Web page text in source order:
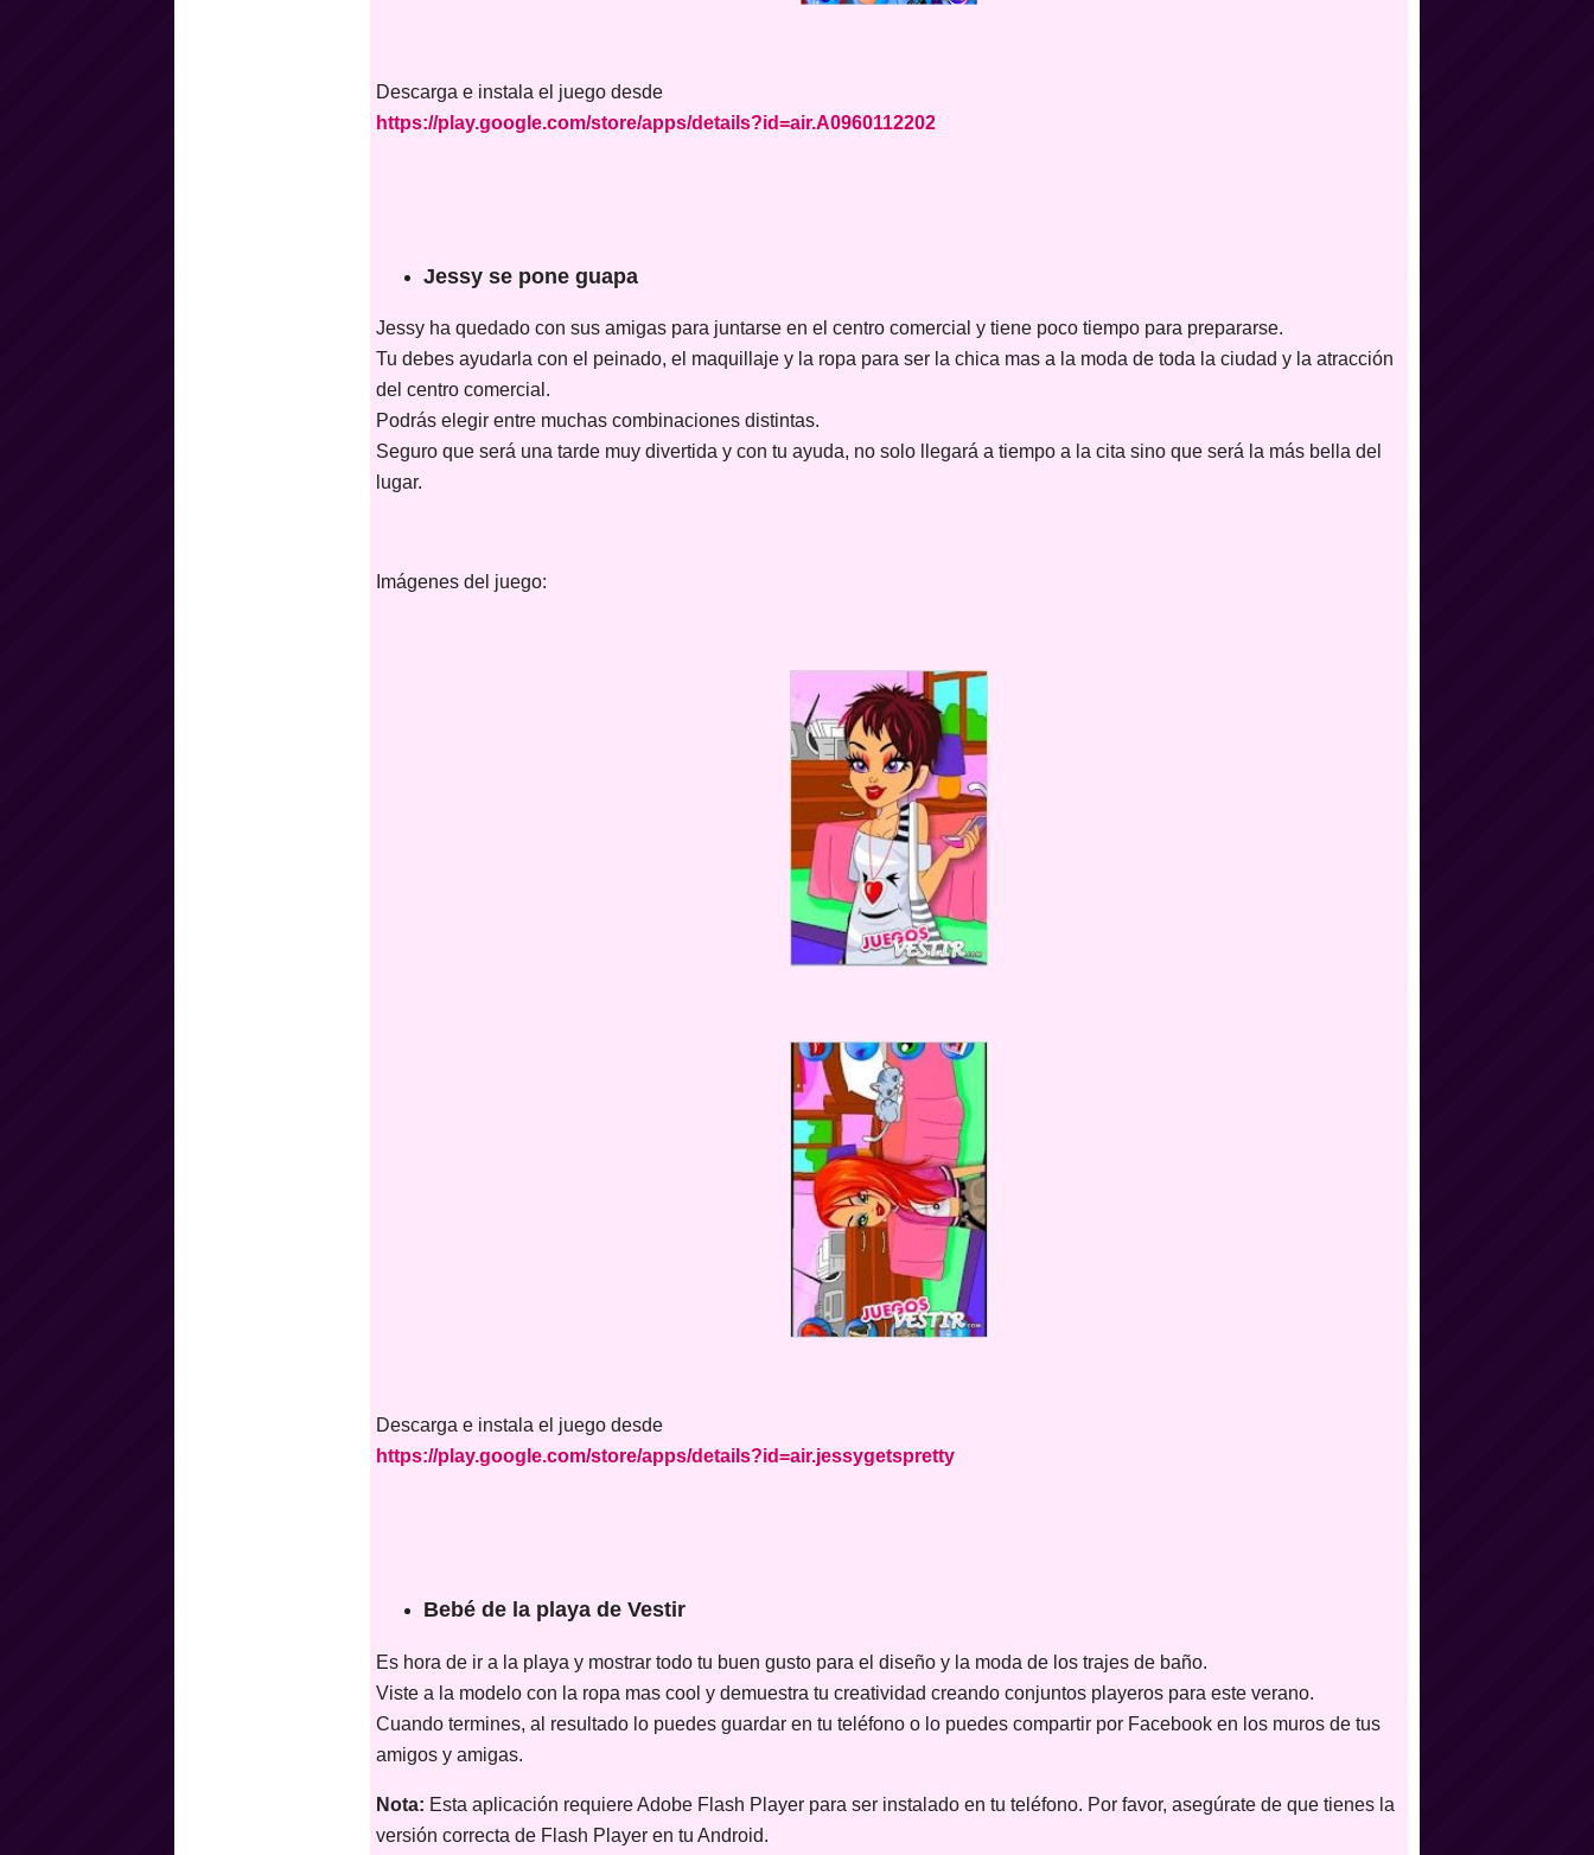
Descarga e instala el juego desde
https://play.google.com/store/apps/details?id=air.A0960112202
Jessy se pone guapa
Jessy ha quedado con sus amigas para juntarse en el centro comercial y tiene poco tiempo para prepararse.
Tu debes ayudarla con el peinado, el maquillaje y la ropa para ser la chica mas a la moda de toda la ciudad y la atracción
del centro comercial.
Podrás elegir entre muchas combinaciones distintas.
Seguro que será una tarde muy divertida y con tu ayuda, no solo llegará a tiempo a la cita sino que será la más bella del
lugar.
Imágenes del juego:
Descarga e instala el juego desde
https://play.google.com/store/apps/details?id=air.jessygetspretty
Bebé de la playa de Vestir
Es hora de ir a la playa y mostrar todo tu buen gusto para el diseño y la moda de los trajes de baño.
Viste a la modelo con la ropa mas cool y demuestra tu creatividad creando conjuntos playeros para este verano.
Cuando termines, al resultado lo puedes guardar en tu teléfono o lo puedes compartir por Facebook en los muros de tus
amigos y amigas.
Nota: Esta aplicación requiere Adobe Flash Player para ser instalado en tu teléfono. Por favor, asegúrate de que tienes la
versión correcta de Flash Player en tu Android.